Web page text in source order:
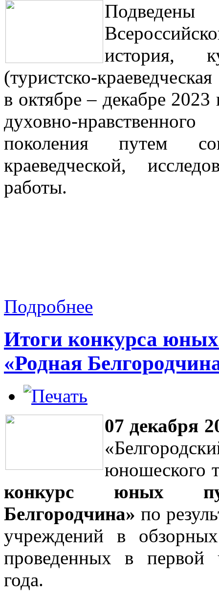
Подведены
история,
(туристско-
в октябре – декабре 2023
духовно-
поколения путем
краеведческой,
работы.
Подробнее
Итоги конкурса
«Родная
07 декабря
юношеского
конкурс юных
Белгородчина» по
учреждений в
проведенных в первой
года.